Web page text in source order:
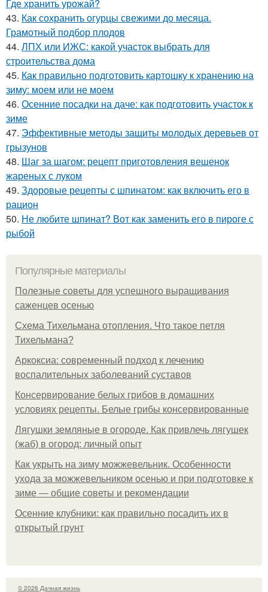
Где хранить урожай?
43. Как сохранить огурцы свежими до месяца.
Грамотный подбор плодов
44. ЛПХ или ИЖС: какой участок выбрать для
строительства дома
45. Как правильно подготовить картошку к хранению на
зиму: моем или не моем
46. Осенние посадки на даче: как подготовить участок к
зиме
47. Эффективные методы защиты молодых деревьев от
грызунов
48. Шаг за шагом: рецепт приготовления вешенок
жареных с луком
49. Здоровые рецепты с шпинатом: как включить его в
рацион
50. Не любите шпинат? Вот как заменить его в пироге с
рыбой
Популярные материалы
Полезные советы для успешного выращивания
саженцев осенью
Схема Тихельмана отопления. Что такое петля
Тихельмана?
Аркоксиа: современный подход к лечению
воспалительных заболеваний суставов
Консервирование белых грибов в домашних
условиях рецепты. Белые грибы консервированные
Лягушки земляные в огороде. Как привлечь лягушек
(жаб) в огород: личный опыт
Как укрыть на зиму можжевельник. Особенности
ухода за можжевельником осенью и при подготовке к
зиме — общие советы и рекомендации
Осенние клубники: как правильно посадить их в
открытый грунт
© 2026 Дачная жизнь